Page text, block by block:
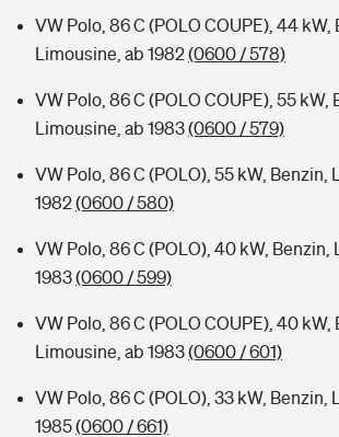
VW Polo, 86 C (POLO COUPE), 44 kW,
Limousine, ab 1982(0600 / 578)
VW Polo, 86 C (POLO COUPE), 55 kW,
Limousine, ab 1983(0600 / 579)
VW Polo, 86 C (POLO), 55 kW, Benzin,
1982(0600 / 580)
VW Polo, 86 C (POLO), 40 kW, Benzin,
1983(0600 / 599)
VW Polo, 86 C (POLO COUPE), 40 kW,
Limousine, ab 1983(0600 / 601)
VW Polo, 86 C (POLO), 33 kW, Benzin,
1985(0600 / 661)